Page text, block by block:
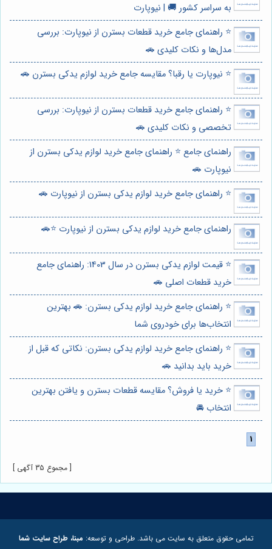
به سراسر کشور 🚚 | نیوپارت
⭐️ راهنمای جامع خرید قطعات بسترن از نیوپارت: بررسی
مدل‌ها و نکات کلیدی 🚗
⭐️ نیوپارت یا رقبا؟ مقایسه جامع خرید لوازم یدکی بسترن 🚗
⭐️ راهنمای جامع خرید قطعات بسترن از نیوپارت: بررسی
تخصصی و نکات کلیدی 🚗
راهنمای جامع ⭐️ راهنمای جامع خرید لوازم یدکی بسترن از
نیوپارت 🚗
⭐️ راهنمای جامع خرید لوازم یدکی بسترن از نیوپارت 🚗
راهنمای جامع خرید لوازم یدکی بسترن از نیوپارت ⭐️🚗
⭐️ قیمت لوازم یدکی بسترن در سال 1403: راهنمای جامع
خرید قطعات اصلی 🚗
⭐️ راهنمای جامع خرید لوازم یدکی بسترن: 🚗 بهترین
انتخاب‌ها برای خودروی شما
⭐️ راهنمای جامع خرید لوازم یدکی بسترن: نکاتی که قبل از
خرید باید بدانید 🚗
⭐️ خرید یا فروش؟ مقایسه قطعات بسترن و یافتن بهترین
انتخاب 🚘
[ مجموع 35 آگهی ]
تمامی حقوق متعلق به سایت می باشد. طراحی و توسعه: مبنا، طراح سایت شما